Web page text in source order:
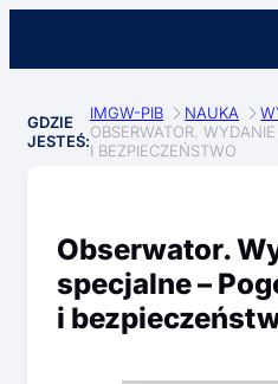
GDZIE
JESTEŚ:
IMGW-PIB NAUKA
OBSERWATOR.
I BEZPIECZEŃSTWO
Obserwator.
specjalne –
i